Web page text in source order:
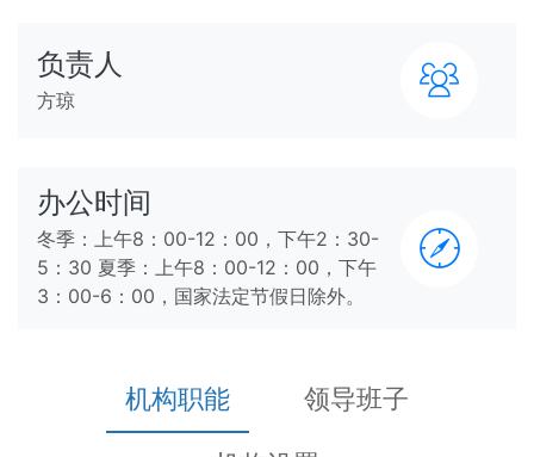
负责人
方琼
办公时间
冬季：上午8：00-12：00，下午2：30-
5：30 夏季：上午8：00-12：00，下午
3：00-6：00，国家法定节假日除外。
机构职能 领导班子